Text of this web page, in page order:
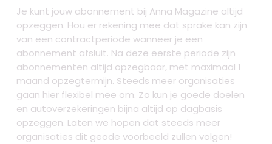
Je kunt jouw abonnement bij Anna Magazine altijd
opzeggen. Hou er rekening mee dat sprake kan zijn
van een contractperiode wanneer je een
abonnement afsluit. Na deze eerste periode zijn
abonnementen altijd opzegbaar, met maximaal 1
maand opzegtermijn. Steeds meer organisaties
gaan hier flexibel mee om. Zo kun je goede doelen
en autoverzekeringen bijna altijd op dagbasis
opzeggen. Laten we hopen dat steeds meer
organisaties dit geode voorbeeld zullen volgen!